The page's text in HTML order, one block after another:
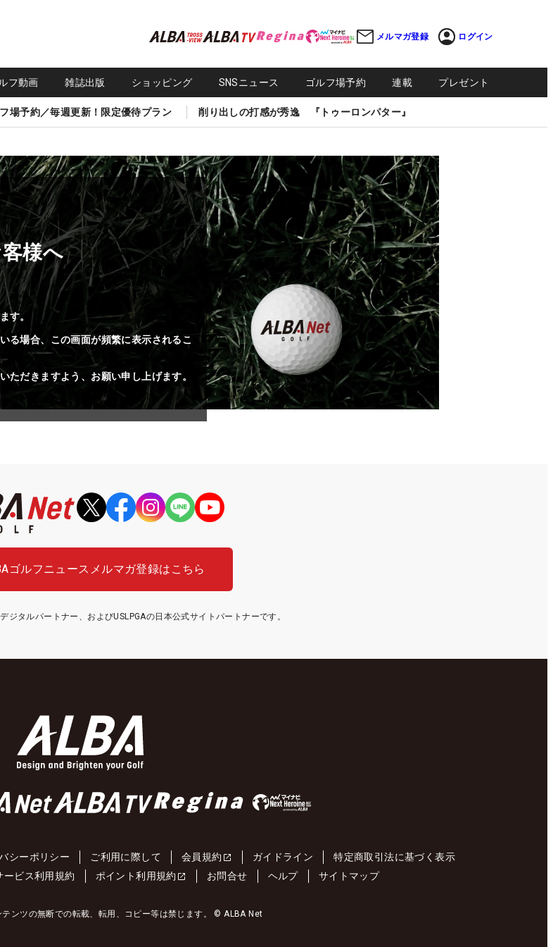
メルマガ登録 ログイン
フ動画 雑誌出版 ショッピング SNSニュース ゴルフ場予約 連載 プレゼント
場予約／毎週更新！限定優待プラン 削り出しの打感が秀逸 『トゥーロンパター』
様へ
す。
る場合、この画面が頻繁に表示されるこ
ただきますよう、お願い申し上げます。
ゴルフニュース メルマガ登録はこちら
ジタルパートナー、およびUSLPGAの日本公式サイトパートナーです。
シーポリシー ご利用に際して 会員規約 ガイドライン
特定商取引法に基づく表示
ービス利用規約 ポイント利用規約 お問合せ ヘルプ サイトマップ
ンツの無断での転載、転用、コピー等は禁じます。 © ALBA Net